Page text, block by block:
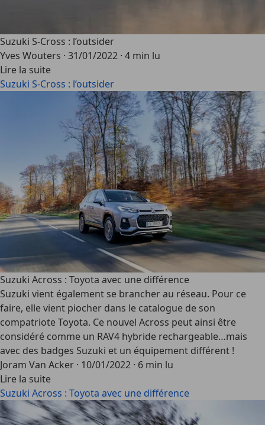
Suzuki S-Cross : l’outsider
Yves Wouters · 31/01/2022 · 4 min lu
Lire la suite
Suzuki S-Cross : l’outsider
Suzuki Across : Toyota avec une différence
Suzuki vient également se brancher au réseau. Pour ce
faire, elle vient piocher dans le catalogue de son
compatriote Toyota. Ce nouvel Across peut ainsi être
considéré comme un RAV4 hybride rechargeable…mais
avec des badges Suzuki et un équipement différent !
Joram Van Acker · 10/01/2022 · 6 min lu
Lire la suite
Suzuki Across : Toyota avec une différence